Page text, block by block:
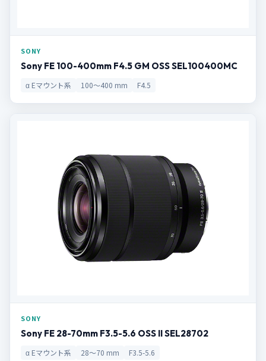
SONY
Sony FE 100-400mm F4.5 GM OSS SEL100400MC
α Eマウント系 100〜400 mm F4.5
SONY
Sony FE 28-70mm F3.5-5.6 OSS II SEL28702
α Eマウント系 28〜70 mm F3.5-5.6